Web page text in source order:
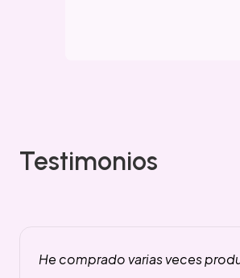
Testimonios
He comprado varias veces